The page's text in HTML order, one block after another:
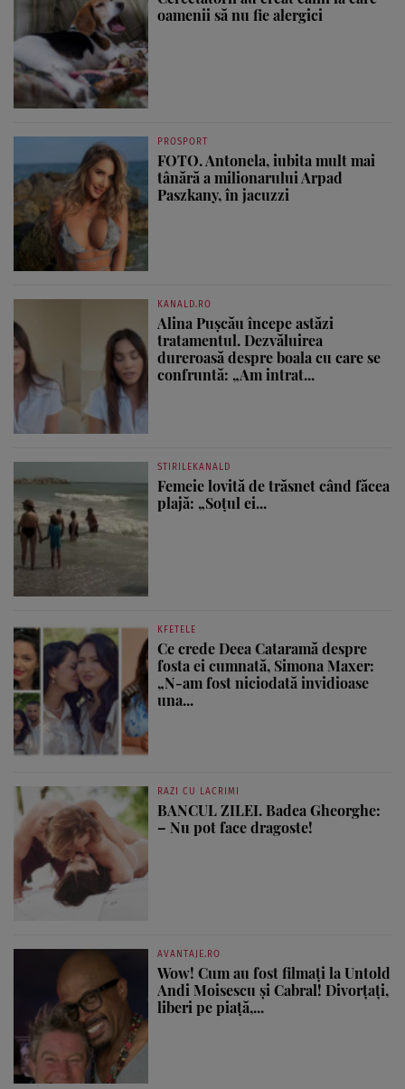
oamenii să nu fie alergici
PROSPORT
FOTO. Antonela, iubita mult mai
tânără a milionarului Arpad
Paszkany, în jacuzzi
KANALD.RO
Alina Pușcău începe astăzi
tratamentul. Dezvăluirea
dureroasă despre boala cu care se
confruntă: „Am intrat...
STIRILEKANALD
Femeie lovită de trăsnet când făcea
plajă: „Soțul ei...
KFETELE
Ce crede Deea Cataramă despre
fosta ei cumnată, Simona Maxer:
„N-am fost niciodată invidioase
una...
RAZI CU LACRIMI
BANCUL ZILEI. Badea Gheorghe:
– Nu pot face dragoste!
AVANTAJE.RO
Wow! Cum au fost filmați la Untold
Andi Moisescu și Cabral! Divorțați,
liberi pe piață,...